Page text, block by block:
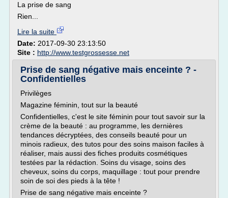
La prise de sang
Rien...
Lire la suite
Date: 2017-09-30 23:13:50
Site : http://www.testgrossesse.net
Prise de sang négative mais enceinte ? -
Confidentielles
Privilèges
Magazine féminin, tout sur la beauté
Confidentielles, c'est le site féminin pour tout savoir sur la
crème de la beauté : au programme, les dernières
tendances décryptées, des conseils beauté pour un
minois radieux, des tutos pour des soins maison faciles à
réaliser, mais aussi des fiches produits cosmétiques
testées par la rédaction. Soins du visage, soins des
cheveux, soins du corps, maquillage : tout pour prendre
soin de soi des pieds à la tête !
Prise de sang négative mais enceinte ?